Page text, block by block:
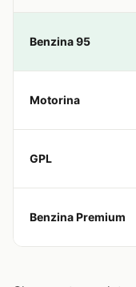
Benzina 95
Motorina
GPL
Benzina Premium